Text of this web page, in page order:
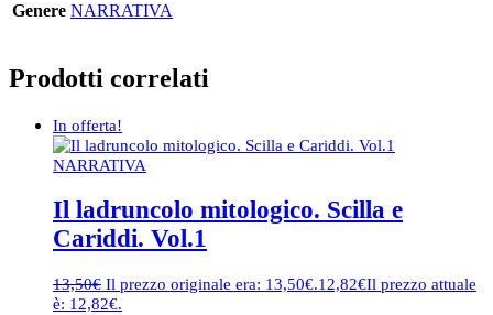
Genere NARRATIVA
Prodotti correlati
In offerta!
NARRATIVA
Il ladruncolo mitologico. Scilla e
Cariddi. Vol.1
13,50€ Il prezzo originale era: 13,50€.12,82€Il prezzo attuale
è: 12,82€.